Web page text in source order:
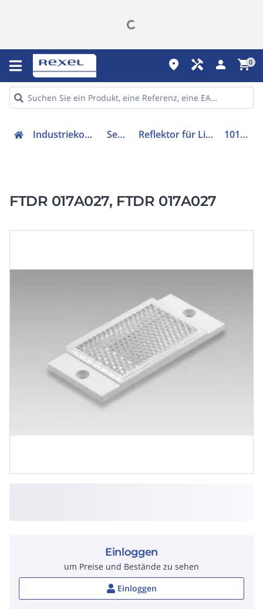
place handyman person shopping_cart0
Industriekomponenten Sensorik Reflektor für Lichtschranke 10145962
FTDR 017A027, FTDR 017A027
Einloggen
um Preise und Bestände zu sehen
Einloggen